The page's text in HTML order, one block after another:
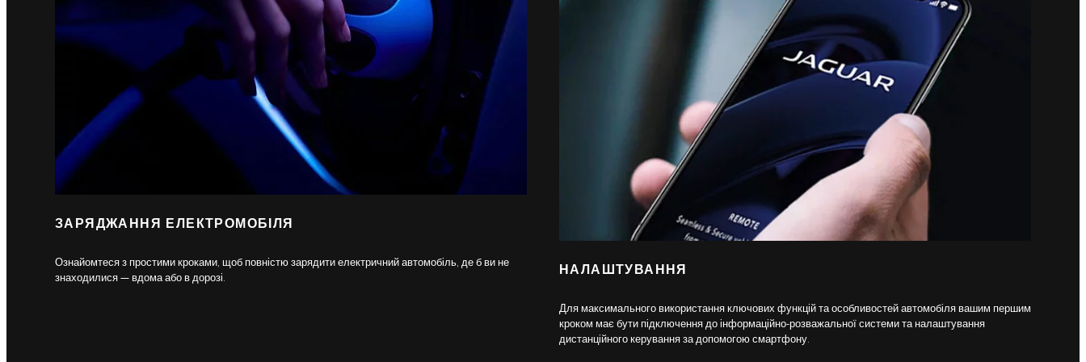
ЗАРЯДЖАННЯ ЕЛЕКТРОМОБІЛЯ
Ознайомтеся з простими кроками, щоб повністю зарядити електричний автомобіль, де б ви не
знаходилися — вдома або в дорозі.
НАЛАШТУВАННЯ
Для максимального використання ключових функцій та особливостей автомобіля вашим першим
кроком має бути підключення до інформаційно-розважальної системи та налаштування
дистанційного керування за допомогою смартфону.